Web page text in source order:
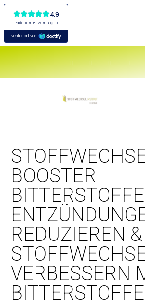
BOOSTER
REDUZIEREN &
VERBESSERN